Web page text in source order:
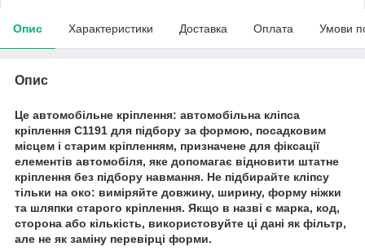
Опис Характеристики Доставка Оплата Умови
Опис
Це автомобільне кріплення: автомобільна кліпса
кріплення C1191 для підбору за формою, посадковим
місцем і старим кріпленням, призначене для фіксації
елементів автомобіля, яке допомагає відновити штатне
кріплення без підбору навмання. Не підбирайте кліпсу
тільки на око: виміряйте довжину, ширину, форму ніжки
та шляпки старого кріплення. Якщо в назві є марка, код,
сторона або кількість, використовуйте ці дані як фільтр,
але не як заміну перевірці форми.